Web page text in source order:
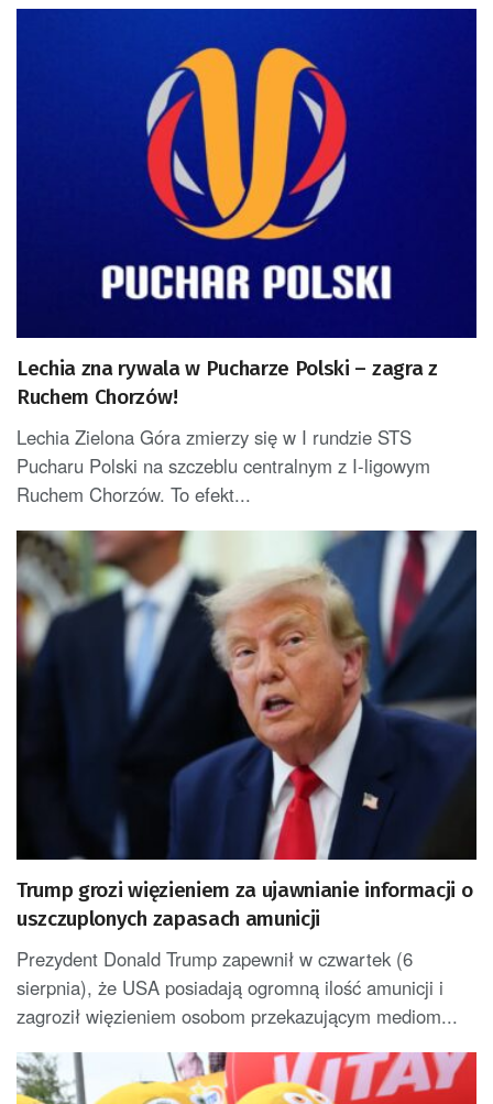
Lechia zna rywala w Pucharze Polski – zagra z
Ruchem Chorzów!
Lechia Zielona Góra zmierzy się w I rundzie STS
Pucharu Polski na szczeblu centralnym z I-ligowym
Ruchem Chorzów. To efekt...
Trump grozi więzieniem za ujawnianie informacji o
uszczuplonych zapasach amunicji
Prezydent Donald Trump zapewnił w czwartek (6
sierpnia), że USA posiadają ogromną ilość amunicji i
zagroził więzieniem osobom przekazującym mediom...